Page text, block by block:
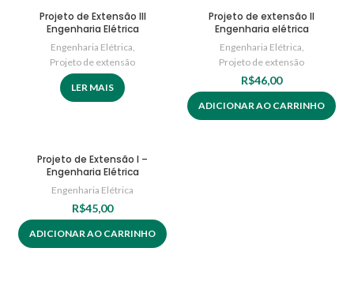
Projeto de Extensão III
Engenharia Elétrica
Engenharia Elétrica,
Projeto de extensão
LER MAIS
Projeto de extensão II
Engenharia elétrica
Engenharia Elétrica,
Projeto de extensão
R$46,00
ADICIONAR AO CARRINHO
Projeto de Extensão I –
Engenharia Elétrica
Engenharia Elétrica
R$45,00
ADICIONAR AO CARRINHO